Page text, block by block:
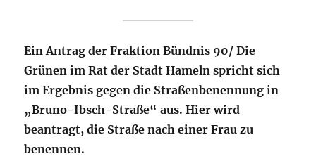
Ein Antrag der Fraktion Bündnis 90/ Die
Grünen im Rat der Stadt Hameln spricht sich
im Ergebnis gegen die Straßenbenennung in
„Bruno-Ibsch-Straße“ aus. Hier wird
beantragt, die Straße nach einer Frau zu
benennen.